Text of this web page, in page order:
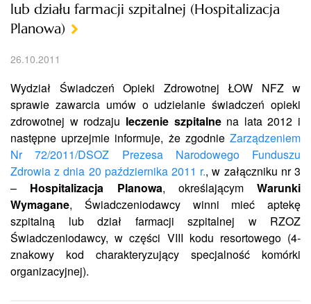
lub działu farmacji szpitalnej (Hospitalizacja
Planowa)
26.10.2011
Wydział Świadczeń Opieki Zdrowotnej ŁOW NFZ w
sprawie zawarcia umów o udzielanie świadczeń opieki
zdrowotnej w rodzaju leczenie szpitalnena lata 2012 i
następne uprzejmie informuje, że zgodnie Zarządzeniem
Nr 72/2011/DSOZ Prezesa Narodowego Funduszu
Zdrowia z dnia 20 października 2011 r., w załączniku nr 3
– Hospitalizacja Planowa, określającym Warunki
Wymagane, Świadczeniodawcy winni mieć aptekę
szpitalną lub dział farmacji szpitalnej w RZOZ
Świadczeniodawcy, w części VIII kodu resortowego (4-
znakowy kod charakteryzujący specjalność komórki
organizacyjnej).